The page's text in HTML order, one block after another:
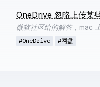
OneDrive 忽略上传某
微软社区给的解答，mac
#OneDrive
#网盘